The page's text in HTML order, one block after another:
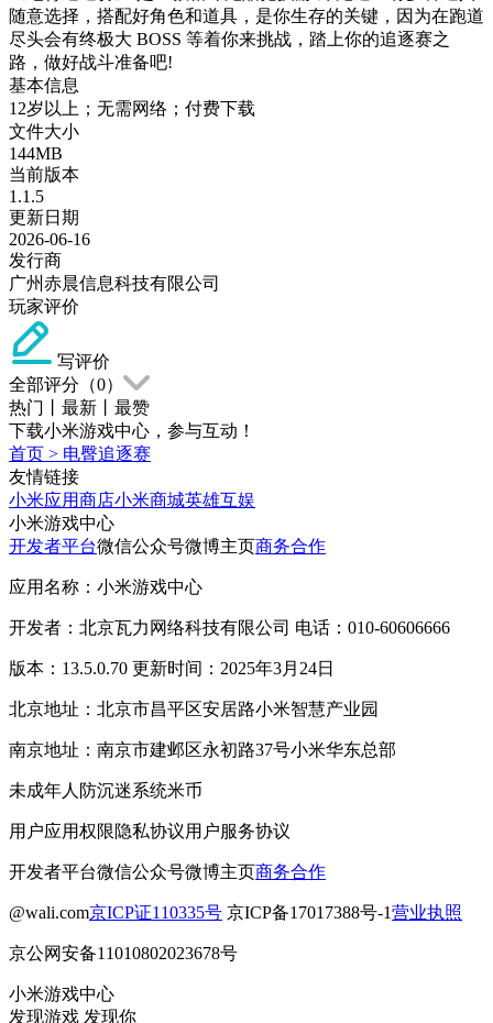
随意选择，搭配好角色和道具，是你生存的关键，因为在跑道
尽头会有终极大 BOSS 等着你来挑战，踏上你的追逐赛之
路，做好战斗准备吧!
基本信息
12岁以上；无需网络；付费下载
文件大小
144MB
当前版本
1.1.5
更新日期
2026-06-16
发行商
广州赤晨信息科技有限公司
玩家评价
写评价
全部评分（0）
热门
最新
最赞
下载小米游戏中心，参与互动！
首页 > 电臀追逐赛
友情链接
小米应用商店小米商城英雄互娱
小米游戏中心
开发者平台微信公众号微博主页商务合作
应用名称：小米游戏中心
开发者：北京瓦力网络科技有限公司 电话：010-60606666
版本：13.5.0.70 更新时间：2025年3月24日
北京地址：北京市昌平区安居路小米智慧产业园
南京地址：南京市建邺区永初路37号小米华东总部
未成年人防沉迷系统米币
用户应用权限隐私协议用户服务协议
开发者平台微信公众号微博主页商务合作
@wali.com京ICP证110335号 京ICP备17017388号-1营业执照
京公网安备11010802023678号
小米游戏中心
发现游戏 发现你